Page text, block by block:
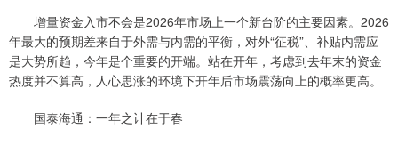
增量资金入市不会是2026年市场上一个新台阶的主要因素。2026
年最大的预期差来自于外需与内需的平衡，对外“征税”、补贴内需应
是大势所趋，今年是个重要的开端。站在开年，考虑到去年末的资金
热度并不算高，人心思涨的环境下开年后市场震荡向上的概率更高。
国泰海通：一年之计在于春